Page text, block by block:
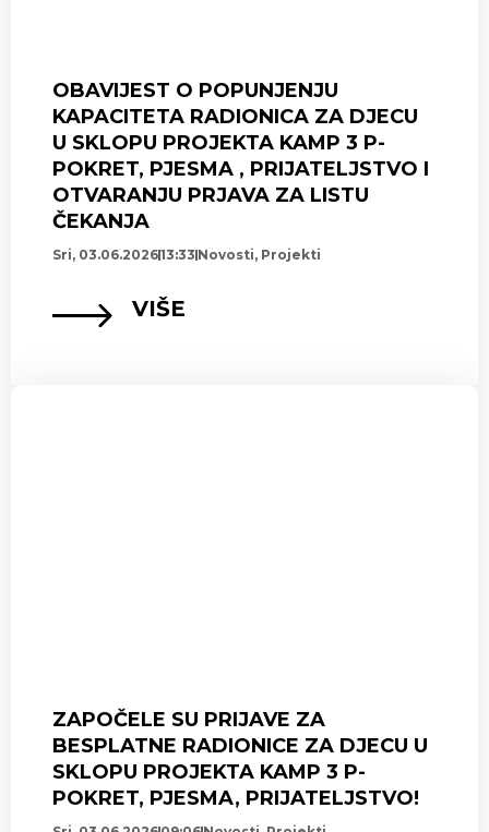
OBAVIJEST O POPUNJENJU
KAPACITETA RADIONICA ZA DJECU
U SKLOPU PROJEKTA KAMP 3 P-
POKRET, PJESMA , PRIJATELJSTVO I
OTVARANJU PRJAVA ZA LISTU
ČEKANJA
Sri, 03.06.202613:33 Novosti, Projekti
VIŠE
ZAPOČELE SU PRIJAVE ZA
BESPLATNE RADIONICE ZA DJECU U
SKLOPU PROJEKTA KAMP 3 P-
POKRET, PJESMA, PRIJATELJSTVO!